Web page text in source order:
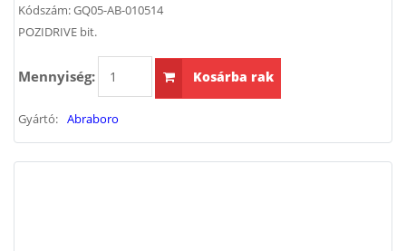
Kódszám:GQ05-AB-010514
POZIDRIVE bit.
Mennyiség: Kosárba rak
Gyártó: Abraboro